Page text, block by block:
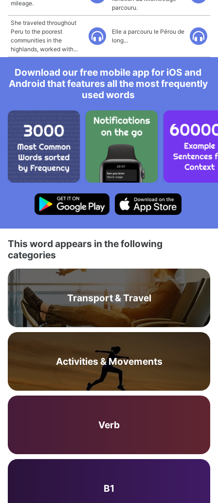
mileage.
parcouru.
She traveled throughout
Peru to the poorest
communities in the
highlands, worked with...
Elle a parcouru le Pérou de
long...
Download our free mobile app for iOS and
Android that features all the most frequently
used words
This word appears in the following
categories
Transport & Travel
Activities & Movements
Verb
B1